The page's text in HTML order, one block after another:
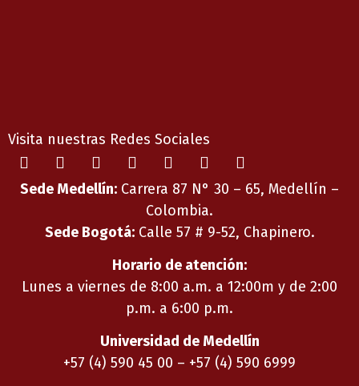
Visita nuestras Redes Sociales
Sede Medellín: Carrera 87 N° 30 – 65, Medellín –
Colombia.
Sede Bogotá:Calle 57 # 9-52, Chapinero.
Horario de atención:
Lunes a viernes de 8:00 a.m. a 12:00m y de 2:00
p.m. a 6:00 p.m.
Universidad de Medellín
+57 (4) 590 45 00 – +57 (4) 590 6999